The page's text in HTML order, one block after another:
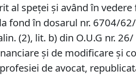
al speţei şi având în
fond în dosarul nr. 6704/
(2), lit. b) din O.U.G nr.
şi de modificare şi
de avocat,